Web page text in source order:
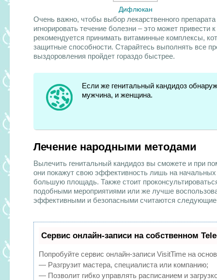
Дифлюкан
Очень важно, чтобы выбор лекарственного
игнорировать течение болезни – это может
рекомендуется принимать витаминные комплексы,
защитные способности. Старайтесь выполнять все
выздоровления пройдет гораздо быстрее.
Если же генитальный кандидоз
мужчина, и женщина.
Лечение народными методами
Вылечить генитальный кандидоз вы сможете и при
они покажут свою эффективность лишь на начальных
большую площадь. Также стоит
подобными мероприятиями или же лучше
эффективными и безопасными считаются
Сервис онлайн-записи на собственном
Попробуйте сервис онлайн-записи VisitTime на
— Разгрузит мастера, специалиста или компанию;
— Позволит гибко управлять расписанием и